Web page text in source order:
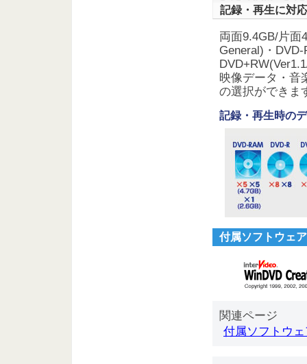
記録・再生に対
両面9.4GB/片面
General)・
映像データ・音
の選択ができま
記録・再生時の
付属ソフトウェア
関連ページ
付属ソフトウ